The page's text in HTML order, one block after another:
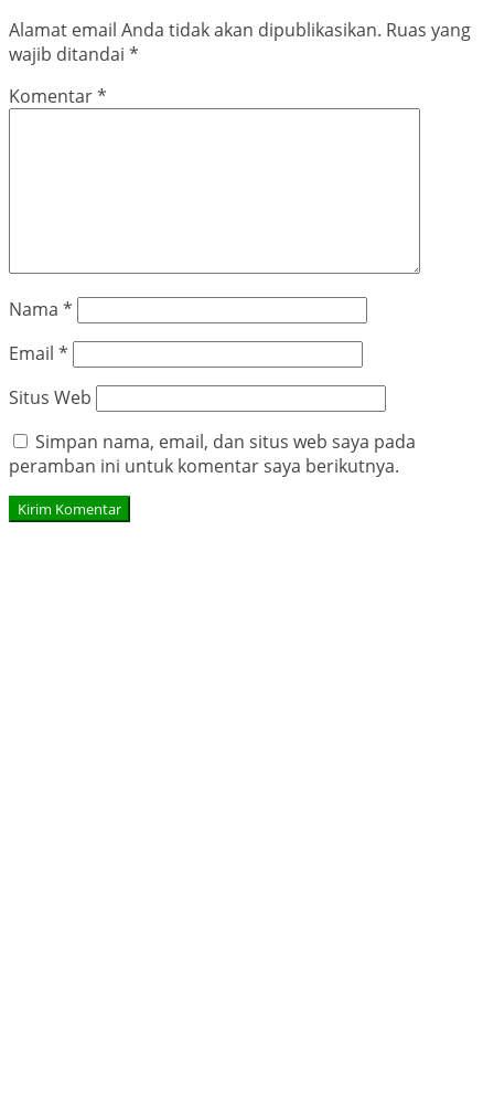
Alamat email Anda tidak akan dipublikasikan. Ruas yang
wajib ditandai *
Komentar*
Nama *
Email *
Situs Web
Simpan nama, email, dan situs web saya pada
peramban ini untuk komentar saya berikutnya.